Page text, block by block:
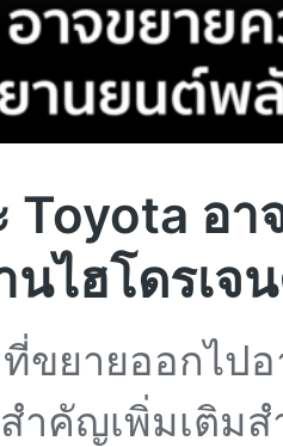
Toyota อ
นไฮโดรเจ
ขยายออกไป
ำคัญเพิ่มเติม